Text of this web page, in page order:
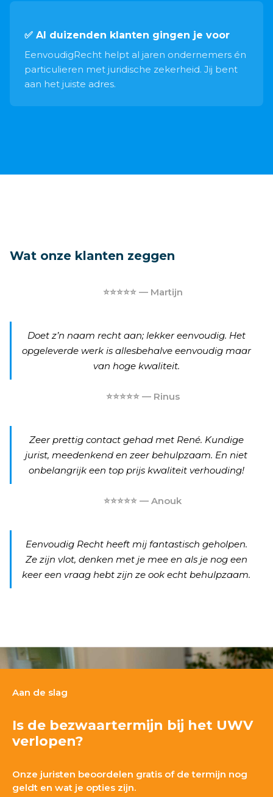
✅ Al duizenden klanten gingen je voor
EenvoudigRecht helpt al jaren ondernemers én
particulieren met juridische zekerheid. Jij bent
aan het juiste adres.
Wat onze klanten zeggen
⭐⭐⭐⭐⭐ — Martijn
Doet z’n naam recht aan; lekker eenvoudig. Het
opgeleverde werk is allesbehalve eenvoudig maar
van hoge kwaliteit.
⭐⭐⭐⭐⭐ — Rinus
Zeer prettig contact gehad met René. Kundige
jurist, meedenkend en zeer behulpzaam. En niet
onbelangrijk een top prijs kwaliteit verhouding!
⭐⭐⭐⭐⭐ — Anouk
Eenvoudig Recht heeft mij fantastisch geholpen.
Ze zijn vlot, denken met je mee en als je nog een
keer een vraag hebt zijn ze ook echt behulpzaam.
Aan de slag
Is de bezwaartermijn bij het UWV
verlopen?
Onze juristen beoordelen gratis of de termijn nog
geldt en wat je opties zijn.